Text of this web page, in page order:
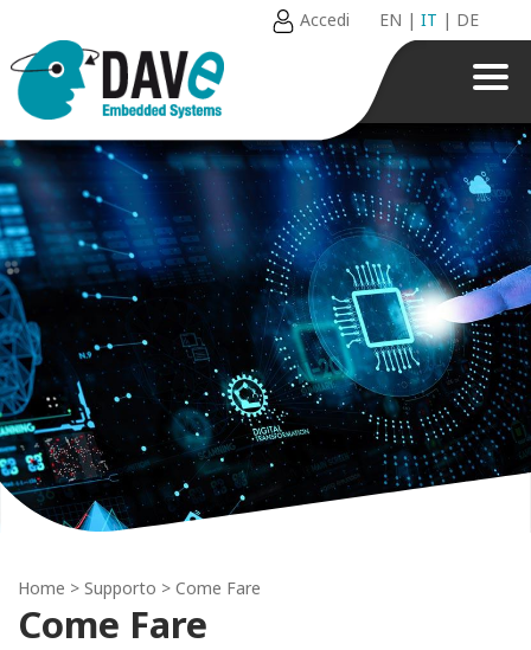
Accedi EN |IT | DE
Home > Supporto > Come Fare
Come Fare